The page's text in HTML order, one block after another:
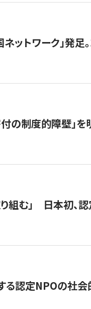
ットワーク」発足
付の制度的障壁」
組む」 日本初、
認定NPOの社会